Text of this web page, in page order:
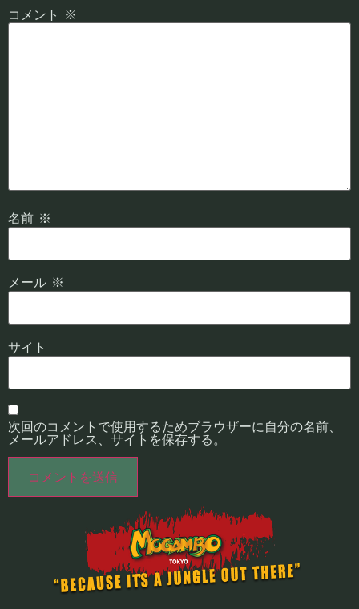
コメント ※
名前 ※
メール ※
サイト
次回のコメントで使用するためブラウザーに自分の名前、
メールアドレス、サイトを保存する。